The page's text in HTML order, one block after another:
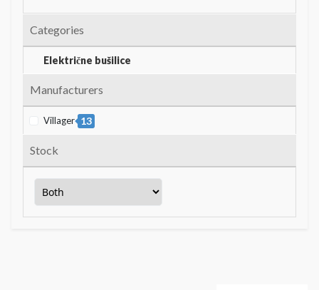
Categories
Električne bušilice
Manufacturers
Villager 13
Stock